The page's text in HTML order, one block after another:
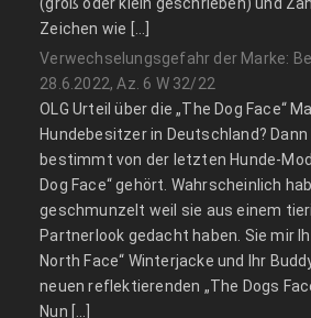
(groß oder klein geschrieben) und
Zeichen wie […]
Verwechselungsgefahr der Marke:
28.6.2022, Az. 6 W 32/22
OLG Urteil über die „The Dog Face“
Hundebesitzer in Deutschland? Dann
bestimmt von der letzten Hunde-
Dog Face“ gehört. Wahrscheinlich
geschmunzelt weil sie aus einem
Partnerlook gedacht haben. Sie mir
North Face“ Winterjacke und Ihr
neuen reflektierenden „The Dogs
Nun […]